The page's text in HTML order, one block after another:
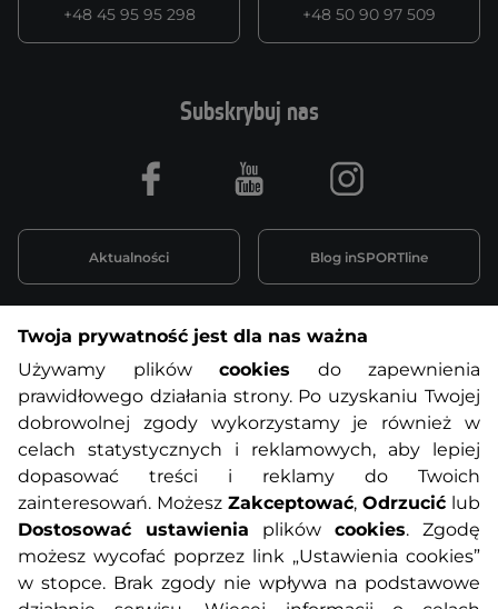
+48 45 95 95 298 +48 50 90 97 509
Informacje o zakupach
O nas Regulamin sklepu
Polityka prywatności Koszty przesyłek
Metody płatności Program lojalnościowy
Subskrybuj nas
Aktualności Blog inSPORTline
Facebook Youtube Instagram
Twoja prywatność jest dla nas ważna
Używamy plików cookies do zapewnienia
prawidłowego działania strony. Po uzyskaniu Twojej
dobrowolnej zgody wykorzystamy je również w
celach statystycznych i reklamowych, aby lepiej
dopasować treści i reklamy do Twoich
zainteresowań. Możesz Zakceptować, Odrzucić lub
Dostosować ustawienia plików cookies. Zgodę
możesz wycofać poprzez link „Ustawienia cookies”
w stopce. Brak zgody nie wpływa na podstawowe